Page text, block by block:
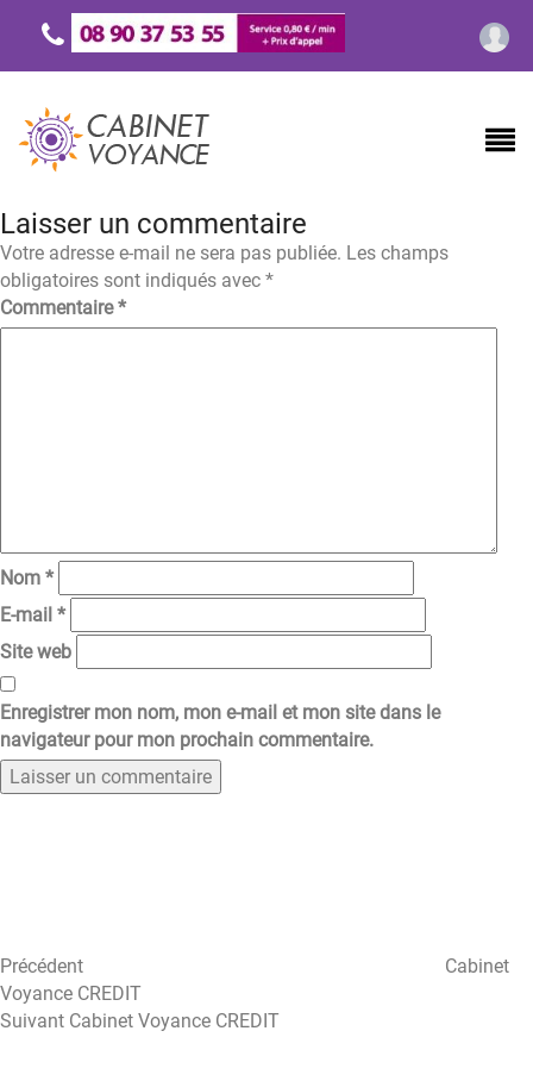
Laisser un commentaire
Votre adresse e-mail ne sera pas publiée. Les champs
obligatoires sont indiqués avec *
Commentaire*
Nom *
E-mail *
Site web
Enregistrer mon nom, mon e-mail et mon site dans le
navigateur pour mon prochain commentaire.
Précédent
Cabinet
Voyance CREDIT
Article
Suivant Cabinet Voyance CREDIT